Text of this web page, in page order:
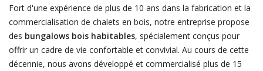
Fort d'une expérience de plus de 10 ans dans la fabrication et la
commercialisation de chalets en bois, notre entreprise propose
des bungalows bois habitables, spécialement conçus pour
offrir un cadre de vie confortable et convivial. Au cours de cette
décennie, nous avons développé et commercialisé plus de 15